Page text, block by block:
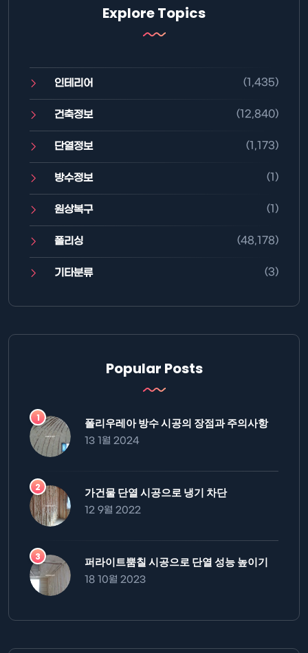
Explore Topics
인테리어 (1,435)
건축정보 (12,840)
단열정보 (1,173)
방수정보 (1)
원상복구 (1)
폴리싱 (48,178)
기타분류 (3)
Popular Posts
폴리우레아 방수 시공의 장점과 주의사항
13 1월 2024
가건물 단열 시공으로 냉기 차단
12 9월 2022
퍼라이트뿜칠 시공으로 단열 성능 높이기
18 10월 2023